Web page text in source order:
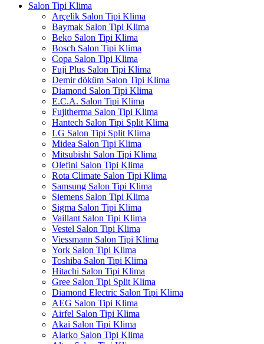
Salon Tipi Klima
Arçelik Salon Tipi Klima
Baymak Salon Tipi Klima
Beko Salon Tipi Klima
Bosch Salon Tipi Klima
Copa Salon Tipi Klima
Fuji Plus Salon Tipi Klima
Demir döküm Salon Tipi Klima
Diamond Salon Tipi Klima
E.C.A. Salon Tipi Klima
Fujitherma Salon Tipi Klima
Hantech Salon Tipi Split Klima
LG Salon Tipi Split Klima
Midea Salon Tipi Klima
Mitsubishi Salon Tipi Klima
Olefini Salon Tipi Klima
Rota Climate Salon Tipi Klima
Samsung Salon Tipi Klima
Siemens Salon Tipi Klima
Sigma Salon Tipi Klima
Vaillant Salon Tipi Klima
Vestel Salon Tipi Klima
Viessmann Salon Tipi Klima
York Salon Tipi Klima
Toshiba Salon Tipi Klima
Hitachi Salon Tipi Klima
Gree Salon Tipi Split Klima
Diamond Electric Salon Tipi Klima
AEG Salon Tipi Klima
Airfel Salon Tipi Klima
Akai Salon Tipi Klima
Alarko Salon Tipi Klima